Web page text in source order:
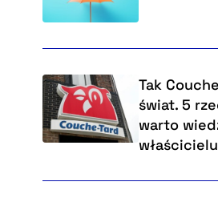
Tak
świat. 5
warto